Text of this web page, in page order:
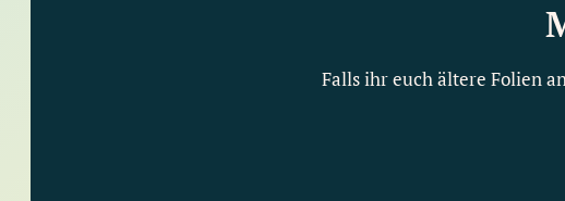
Falls ihr euch ältere Folien